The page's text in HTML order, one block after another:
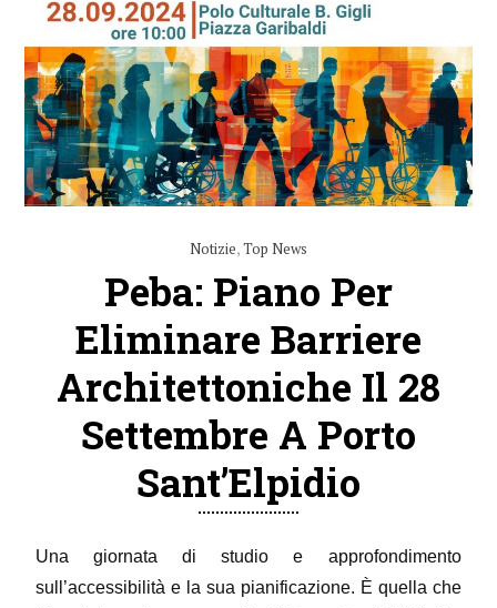
Notizie,Top News
Peba: Piano Per
Eliminare Barriere
Architettoniche Il 28
Settembre A Porto
Sant’Elpidio
Una giornata di studio e approfondimento
sull’accessibilità e la sua pianificazione. È quella che